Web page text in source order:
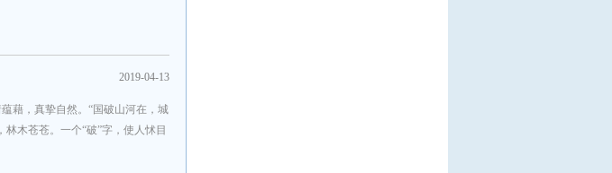
2019-04-13
藉，真挚自然。“国破山河在，城
木苍苍。一个“破”字，使人怵目